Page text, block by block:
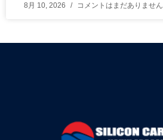
8月 10, 2026 コメントはまだありません